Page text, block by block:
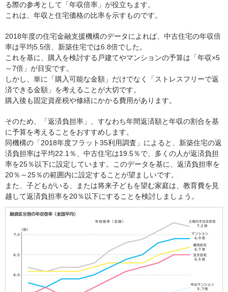
る際の参考として「年収倍率」が役立ちます。
これは、年収と住宅価格の比率を示すものです。
2018年度の住宅金融支援機構のデータによれば、中古住宅の年収倍
率は平均5.5倍、新築住宅では6.8倍でした。
これを基に、購入を検討する戸建てやマンションの予算は「年収×5
～7倍」が目安です。
しかし、単に「購入可能な金額」だけでなく「ストレスフリーで返
済できる金額」を考えることが大切です。
購入後も固定資産税や修繕にかかる費用があります。
そのため、「返済負担率」、すなわち年間返済額と年収の割合を基
に予算を考えることをおすすめします。
同機構の「2018年度フラット35利用調査」によると、新築住宅の返
済負担率は平均22.1％、中古住宅は19.5％で、多くの人が返済負担
率を25％以下に設定しています。このデータを基に、返済負担率を
20％～25％の範囲内に設定することが望ましいです。
また、子どもがいる、または将来子どもを望む家庭は、教育費を見
越して返済負担率を20％以下にすることを検討しましょう。